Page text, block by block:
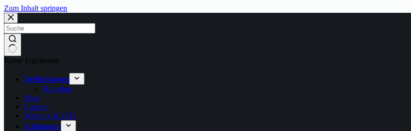
Zum Inhalt springen
Keine Ergebnisse
Defibrillatoren
Ratgeber
Shop
Leasing
Wartung & STK
Schulungen